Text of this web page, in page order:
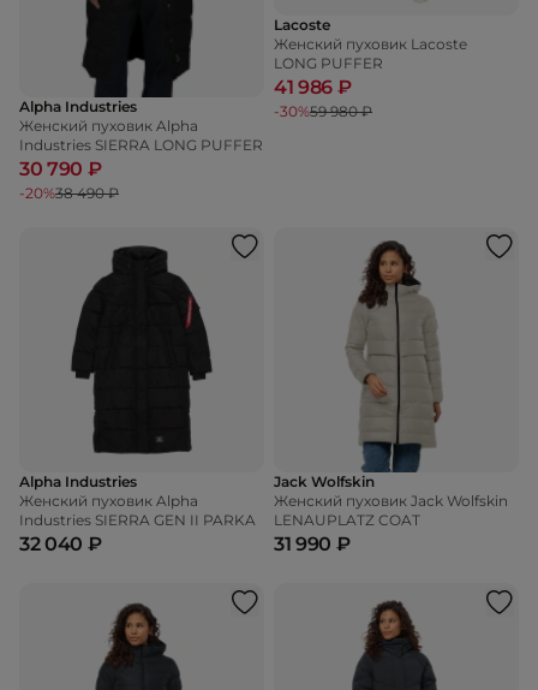
Alpha Industries
Женский пуховик Alpha
Industries SIERRA LONG PUFFER
30 790 ₽
-20%38 490 ₽
Lacoste
Женский пуховик Lacoste
LONG PUFFER
41 986 ₽
-30%59 980 ₽
Alpha Industries
Женский пуховик Alpha
Industries SIERRA GEN II PARKA
32 040 ₽
Jack Wolfskin
Женский пуховик Jack Wolfskin
LENAUPLATZ COAT
31 990 ₽